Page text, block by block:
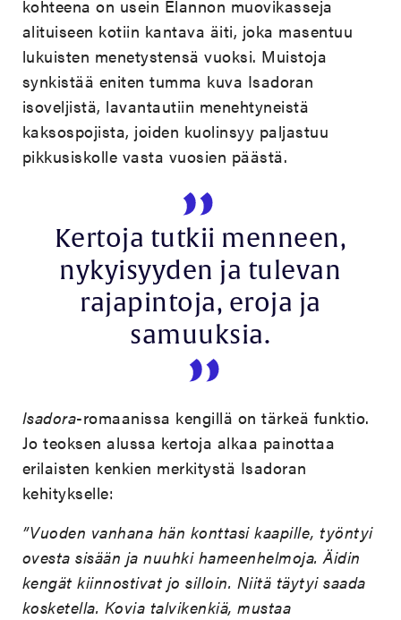
kohteena on usein Elannon muovikasseja
alituiseen kotiin kantava äiti, joka masentuu
lukuisten menetystensä vuoksi. Muistoja
synkistää eniten tumma kuva Isadoran
isoveljistä, lavantautiin menehtyneistä
kaksospojista, joiden kuolinsyy paljastuu
pikkusiskolle vasta vuosien päästä.
Kertoja tutkii menneen,
nykyisyyden ja tulevan
rajapintoja, eroja ja
samuuksia.
Isadora-romaanissa kengillä on tärkeä funktio.
Jo teoksen alussa kertoja alkaa painottaa
erilaisten kenkien merkitystä Isadoran
kehitykselle:
”Vuoden vanhana hän konttasi kaapille, työntyi
ovesta sisään ja nuuhki hameenhelmoja. Äidin
kengät kiinnostivat jo silloin. Niitä täytyi saada
kosketella. Kovia talvikenkiä, mustaa